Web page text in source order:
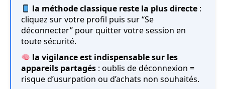
la méthode classique reste la plus directe :
cliquez sur votre profil puis sur “Se
déconnecter” pour quitter votre session en
toute sécurité.
la vigilance est indispensable sur les
appareils partagés : oublis de déconnexion =
risque d’usurpation ou d’achats non souhaités.